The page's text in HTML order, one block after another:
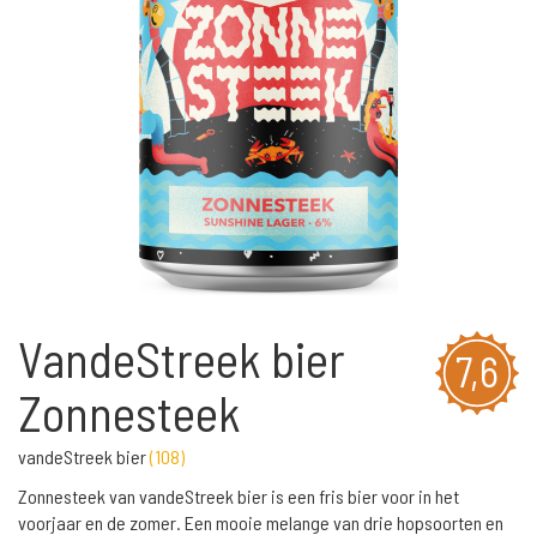
7,6
VandeStreek bier
Zonnesteek
vandeStreek bier(108)
Zonnesteek van vandeStreek bier is een fris bier voor in het
voorjaar en de zomer. Een mooie melange van drie hopsoorten en